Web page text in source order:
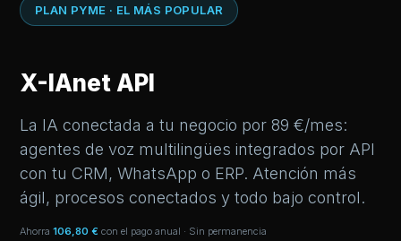
PLAN PYME · EL MÁS POPULAR
X-IAnet API
La IA conectada a tu negocio por 89 €/mes:
agentes de voz multilingües integrados por API
con tu CRM, WhatsApp o ERP. Atención más
ágil, procesos conectados y todo bajo control.
Ahorra 106,80 € con el pago anual · Sin permanencia